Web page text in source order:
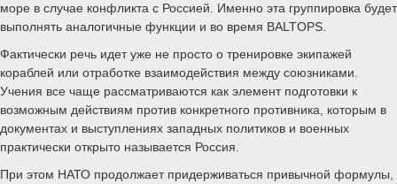
море в случае конфликта с Россией. Именно эта группировка будет
выполнять аналогичные функции и во время BALTOPS.
Фактически речь идет уже не просто о тренировке экипажей
кораблей или отработке взаимодействия между союзниками.
Учения все чаще рассматриваются как элемент подготовки к
возможным действиям против конкретного противника, которым в
документах и выступлениях западных политиков и военных
практически открыто называется Россия.
При этом НАТО продолжает придерживаться привычной формулы,